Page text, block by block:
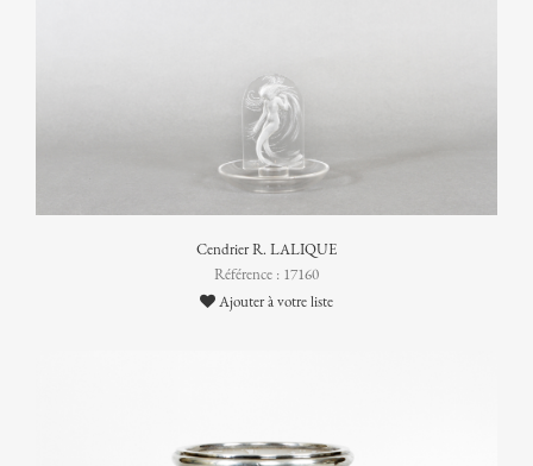
Cendrier R. LALIQUE
Référence : 17160
Ajouter à votre liste